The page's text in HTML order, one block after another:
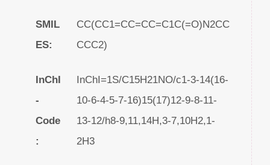
SMIL
ES:
CC(CC1=CC=CC=C1C(=O)N2CC
CCC2)
InChI
-
Code
:
InChI=1S/C15H21NO/c1-3-14(16-
10-6-4-5-7-16)15(17)12-9-8-11-
13-12/h8-9,11,14H,3-7,10H2,1-
2H3